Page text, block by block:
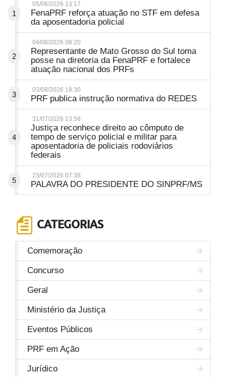
1
05/08/2026 13:17
FenaPRF reforça atuação no STF em defesa
da aposentadoria policial
2
04/08/2026 08:20
Representante de Mato Grosso do Sul toma
posse na diretoria da FenaPRF e fortalece
atuação nacional dos PRFs
3
03/08/2026 18:30
PRF publica instrução normativa do REDES
4
31/07/2026 13:58
Justiça reconhece direito ao cômputo de
tempo de serviço policial e militar para
aposentadoria de policiais rodoviários
federais
5
23/07/2026 07:38
PALAVRA DO PRESIDENTE DO SINPRF/MS
CATEGORIAS
Comemoração
Concurso
Geral
Ministério da Justiça
Eventos Públicos
PRF em Ação
Jurídico